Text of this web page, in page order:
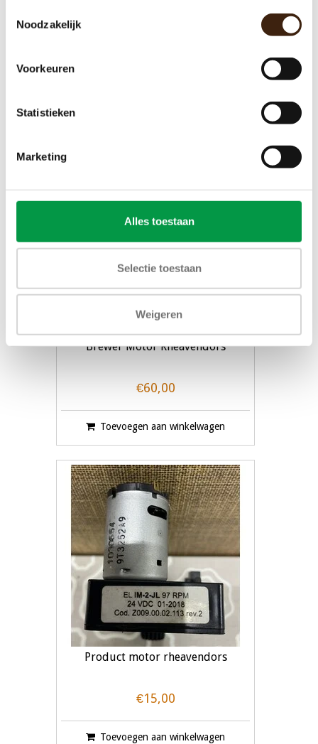
Noodzakelijk
Voorkeuren
Statistieken
Marketing
Alles toestaan
Selectie toestaan
Weigeren
Brewer Motor Rheavendors
€60,00
Toevoegen aan winkelwagen
Product motor rheavendors
€15,00
Toevoegen aan winkelwagen